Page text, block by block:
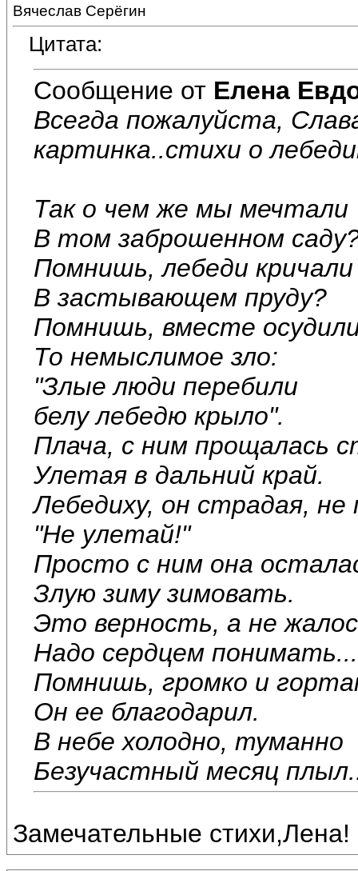
Вячеслав Серёгин
Цитата:
Сообщение от Елена
Всегда пожалуйста,
картинка..стихи о
Так о чем же мы мечтали
В том заброшенном
Помнишь, лебеди кричали
В застывающем пруду?
Помнишь, вместе
То немыслимое зло:
"Злые люди перебили
белу лебедю крыло".
Плача, с ним прощалась
Улетая в дальний край.
Лебедиху, он страдая, не
"Не улетай!"
Просто с ним она
Злую зиму зимовать.
Это верность, а не
Надо сердцем понимать...
Помнишь, громко и
Он ее благодарил.
В небе холодно, туманно
Безучастный месяц
Замечательные стихи,Лена!